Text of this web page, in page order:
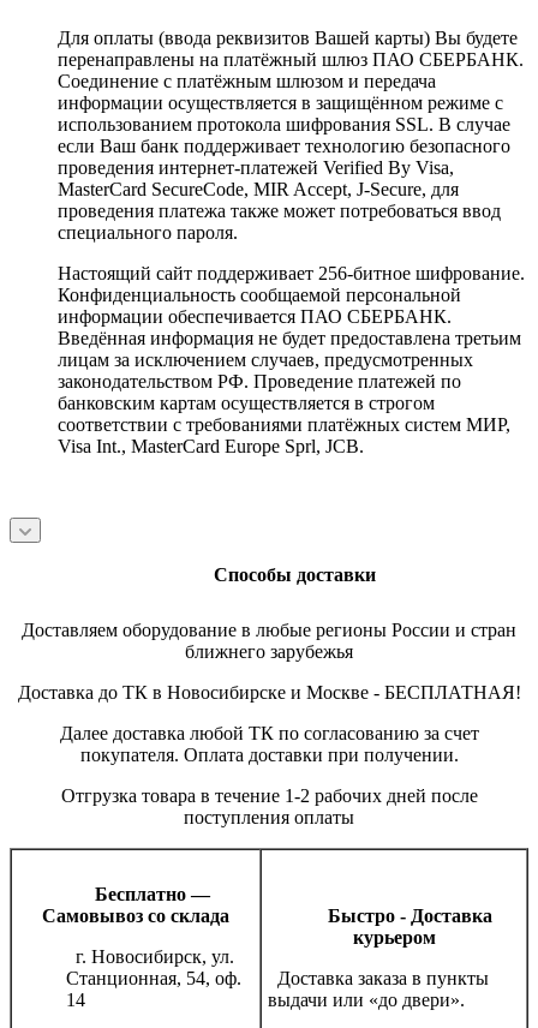
Для оплаты (ввода реквизитов Вашей карты) Вы будете
перенаправлены на платёжный шлюз ПАО СБЕРБАНК.
Соединение с платёжным шлюзом и передача
информации осуществляется в защищённом режиме с
использованием протокола шифрования SSL. В случае
если Ваш банк поддерживает технологию безопасного
проведения интернет-платежей Verified By Visa,
MasterCard SecureCode, MIR Accept, J-Secure, для
проведения платежа также может потребоваться ввод
специального пароля.
Настоящий сайт поддерживает 256-битное шифрование.
Конфиденциальность сообщаемой персональной
информации обеспечивается ПАО СБЕРБАНК.
Введённая информация не будет предоставлена третьим
лицам за исключением случаев, предусмотренных
законодательством РФ. Проведение платежей по
банковским картам осуществляется в строгом
соответствии с требованиями платёжных систем МИР,
Visa Int., MasterCard Europe Sprl, JCB.
Способы доставки
Доставляем оборудование в любые регионы России и стран
ближнего зарубежья
Доставка до ТК в Новосибирске и Москве - БЕСПЛАТНАЯ!
Далее доставка любой ТК по согласованию за счет
покупателя. Оплата доставки при получении.
Отгрузка товара в течение 1-2 рабочих дней после
поступления оплаты
Бесплатно —
Самовывоз со склада
г. Новосибирск, ул.
Станционная, 54, оф.
14
Быстро - Доставка
курьером
Доставка заказа в пункты
выдачи или «до двери».